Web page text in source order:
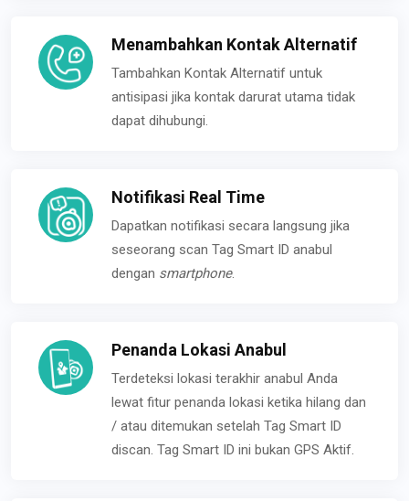
Menambahkan Kontak Alternatif
Tambahkan Kontak Alternatif untuk
antisipasi jika kontak darurat utama tidak
dapat dihubungi.
Notifikasi Real Time
Dapatkan notifikasi secara langsung jika
seseorang scan Tag Smart ID anabul
dengan smartphone.
Penanda Lokasi Anabul
Terdeteksi lokasi terakhir anabul Anda
lewat fitur penanda lokasi ketika hilang dan
/ atau ditemukan setelah Tag Smart ID
discan. Tag Smart ID ini bukan GPS Aktif.